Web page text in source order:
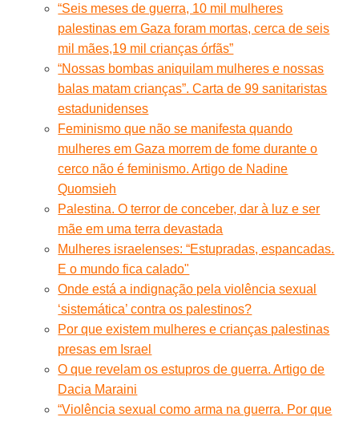
“Seis meses de guerra, 10 mil mulheres
palestinas em Gaza foram mortas, cerca de seis
mil mães,19 mil crianças órfãs”
“Nossas bombas aniquilam mulheres e nossas
balas matam crianças”. Carta de 99 sanitaristas
estadunidenses
Feminismo que não se manifesta quando
mulheres em Gaza morrem de fome durante o
cerco não é feminismo. Artigo de Nadine
Quomsieh
Palestina. O terror de conceber, dar à luz e ser
mãe em uma terra devastada
Mulheres israelenses: “Estupradas, espancadas.
E o mundo fica calado"
Onde está a indignação pela violência sexual
‘sistemática’ contra os palestinos?
Por que existem mulheres e crianças palestinas
presas em Israel
O que revelam os estupros de guerra. Artigo de
Dacia Maraini
“Violência sexual como arma na guerra. Por que